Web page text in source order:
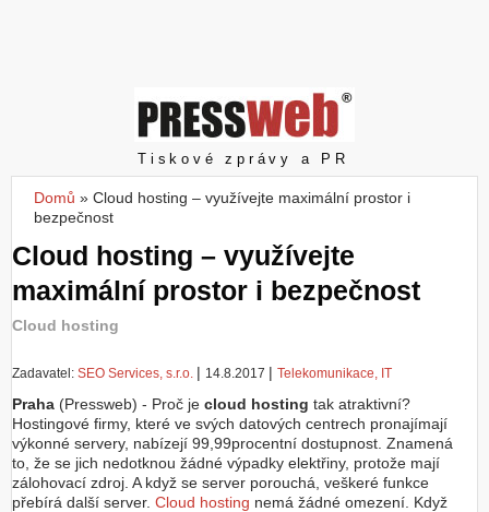
č
e
Pressweb
Tiskové zprávy a PR
Jste zde
Domů » Cloud hosting – využívejte maximální prostor i
bezpečnost
Cloud hosting – využívejte
maximální prostor i bezpečnost
Cloud hosting
Zadavatel: SEO Services, s.r.o. | 14.8.2017 | Telekomunikace, IT
Praha (Pressweb) - Proč je cloud hosting tak atraktivní?
Hostingové firmy, které ve svých datových centrech pronajímají
výkonné servery, nabízejí 99,99procentní dostupnost. Znamená
to, že se jich nedotknou žádné výpadky elektřiny, protože mají
zálohovací zdroj. A když se server porouchá, veškeré funkce
přebírá další server. Cloud hosting nemá žádné omezení. Když